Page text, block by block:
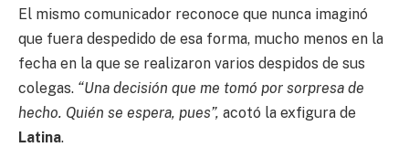
El mismo comunicador reconoce que nunca imaginó
que fuera despedido de esa forma, mucho menos en la
fecha en la que se realizaron varios despidos de sus
colegas. “Una decisión que me tomó por sorpresa de
hecho. Quién se espera, pues”, acotó la exfigura de
Latina.